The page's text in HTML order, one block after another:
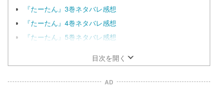
『たーたん』3巻ネタバレ感想
『たーたん』4巻ネタバレ感想
『たーたん』5巻ネタバレ感想
目次を開く
AD